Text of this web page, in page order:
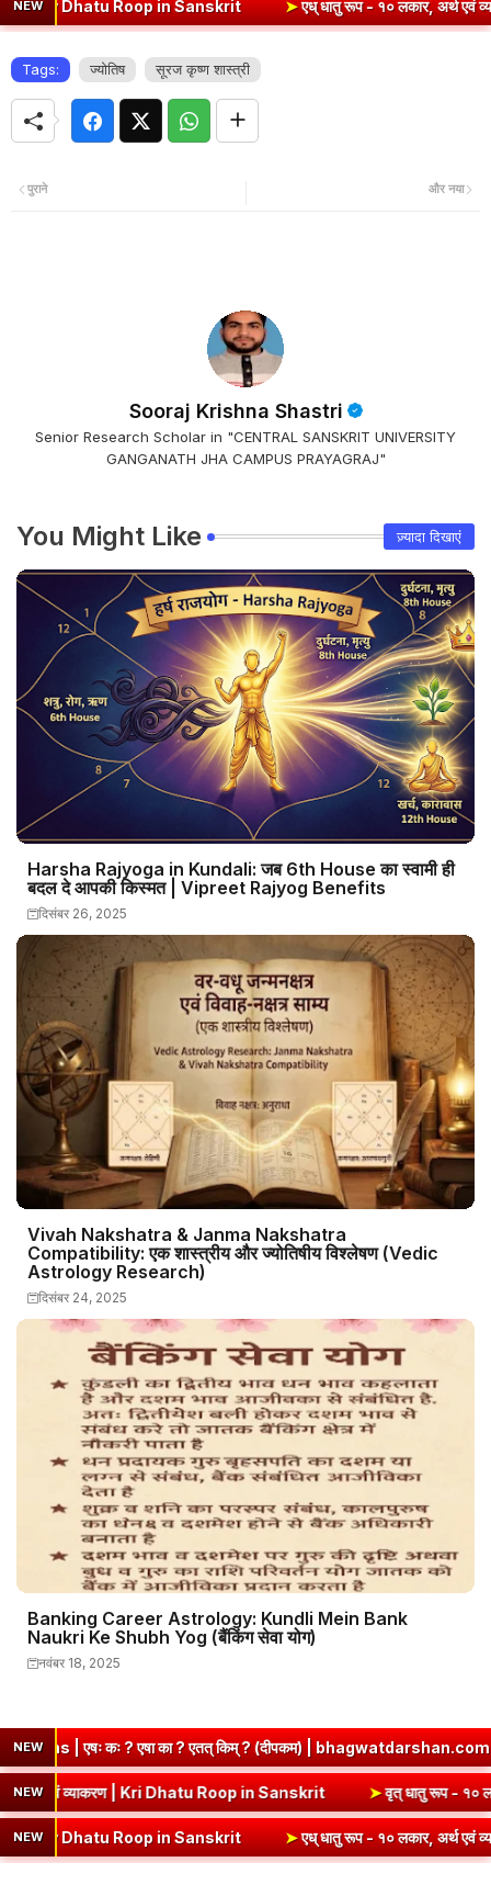
NEW
Sanskrit ➤एध् धातु रूप - १० लकार, अर्थ एवं व्याकरण | Edh Dhatu
Tags: ज्योतिष सूरज कृष्ण शास्त्री
और नया
पुराने
Sooraj Krishna Shastri
Senior Research Scholar in "CENTRAL SANSKRIT UNIVERSITY
GANGANATH JHA CAMPUS PRAYAGRAJ"
You Might Like ज़्यादा दिखाएं
Harsha Rajyoga in Kundali: जब 6th House का स्वामी ही
बदल दे आपकी किस्मत | Vipreet Rajyog Benefits
दिसंबर 26, 2025
Vivah Nakshatra & Janma Nakshatra
Compatibility: एक शास्त्रीय और ज्योतिषीय विश्लेषण (Vedic
Astrology Research)
दिसंबर 24, 2025
Banking Career Astrology: Kundli Mein Bank
Naukri Ke Shubh Yog (बैंकिंग सेवा योग)
नवंबर 18, 2025
NEW? (दीपकम) | bhagwatdarshan.com ➤Class 6 Sanskrit
NEW
➤कृ धातु रूप (उभयपदी) - १० लकार, अर्थ एवं व्याकरण | Kri Dhatu Roop in
NEW
Sanskrit ➤एध् धातु रूप - १० लकार, अर्थ एवं व्याकरण | Edh Dhatu